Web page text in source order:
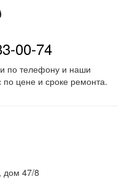
00-74
по телефону и наши
цене и сроке ремонта.
дом 47/8